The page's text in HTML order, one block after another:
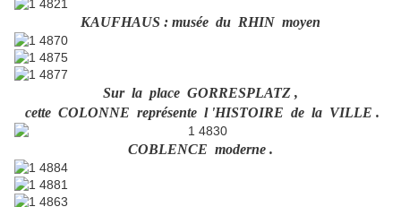
KAUFHAUS : musée du RHIN moyen
Sur la place GORRESPLATZ ,
cette COLONNE représente l 'HISTOIRE de la VILLE .
COBLENCE moderne .